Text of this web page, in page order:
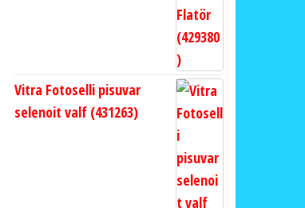
Vitra Fotoselli pisuvar
selenoit valf (431263)